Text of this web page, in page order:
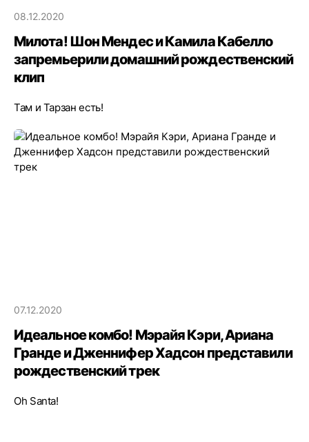
08.12.2020
Милота! Шон Мендес и Камила Кабелло
запремьерили домашний рождественский
клип
Там и Тарзан есть!
07.12.2020
Идеальное комбо! Мэрайя Кэри, Ариана
Гранде и Дженнифер Хадсон представили
рождественский трек
Oh Santa!